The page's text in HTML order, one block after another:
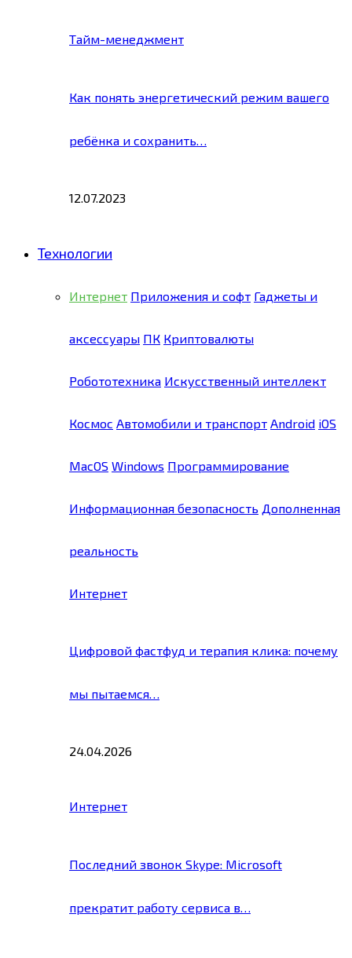
Тайм-менеджмент
Как понять энергетический режим вашего
ребёнка и сохранить…
12.07.2023
Технологии
Интернет Приложения и софт Гаджеты и
аксессуары ПК Криптовалюты
Робототехника Искусственный интеллект
Космос Автомобили и транспорт Android iOS
MacOS Windows Программирование
Информационная безопасность Дополненная
реальность
Интернет
Цифровой фастфуд и терапия клика: почему
мы пытаемся…
24.04.2026
Интернет
Последний звонок Skype: Microsoft
прекратит работу сервиса в…